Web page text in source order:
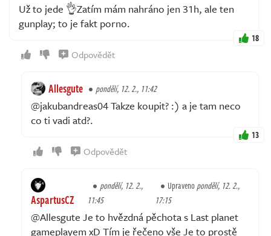
Už to jede 👌Zatím mám nahráno jen 31h, ale ten
gunplay; to je fakt porno.
18
Odpovědět
Allesgute pondělí, 12. 2., 11:42
@jakubandreas04 Takze koupit? :) a je tam neco
co ti vadi atd?.
13
Odpovědět
AspartusCZ
pondělí, 12. 2.,
11:45
Upravenopondělí, 12. 2.,
17:15
@Allesgute Je to hvězdná pěchota s Last planet
gameplayem xD Tím je řečeno vše Je to prostě